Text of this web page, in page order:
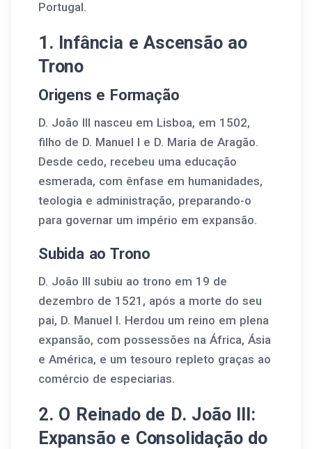
Portugal.
1. Infância e Ascensão ao
Trono
Origens e Formação
D. João III nasceu em Lisboa, em 1502,
filho de D. Manuel I e D. Maria de Aragão.
Desde cedo, recebeu uma educação
esmerada, com ênfase em humanidades,
teologia e administração, preparando-o
para governar um império em expansão.
Subida ao Trono
D. João III subiu ao trono em 19 de
dezembro de 1521, após a morte do seu
pai, D. Manuel I. Herdou um reino em plena
expansão, com possessões na África, Ásia
e América, e um tesouro repleto graças ao
comércio de especiarias.
2. O Reinado de D. João III:
Expansão e Consolidação do